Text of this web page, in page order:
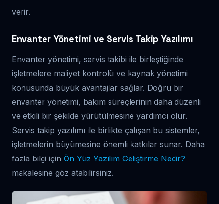
verir.
Envanter Yönetimi ve Servis Takip Yazılımı
Envanter yönetimi, servis takibi ile birleştiğinde
işletmelere maliyet kontrolü ve kaynak yönetimi
konusunda büyük avantajlar sağlar. Doğru bir
envanter yönetimi, bakım süreçlerinin daha düzenli
ve etkili bir şekilde yürütülmesine yardımcı olur.
Servis takip yazılımı ile birlikte çalışan bu sistemler,
işletmelerin büyümesine önemli katkılar sunar. Daha
fazla bilgi için Ön Yüz Yazılım Geliştirme Nedir?
makalesine göz atabilirsiniz.